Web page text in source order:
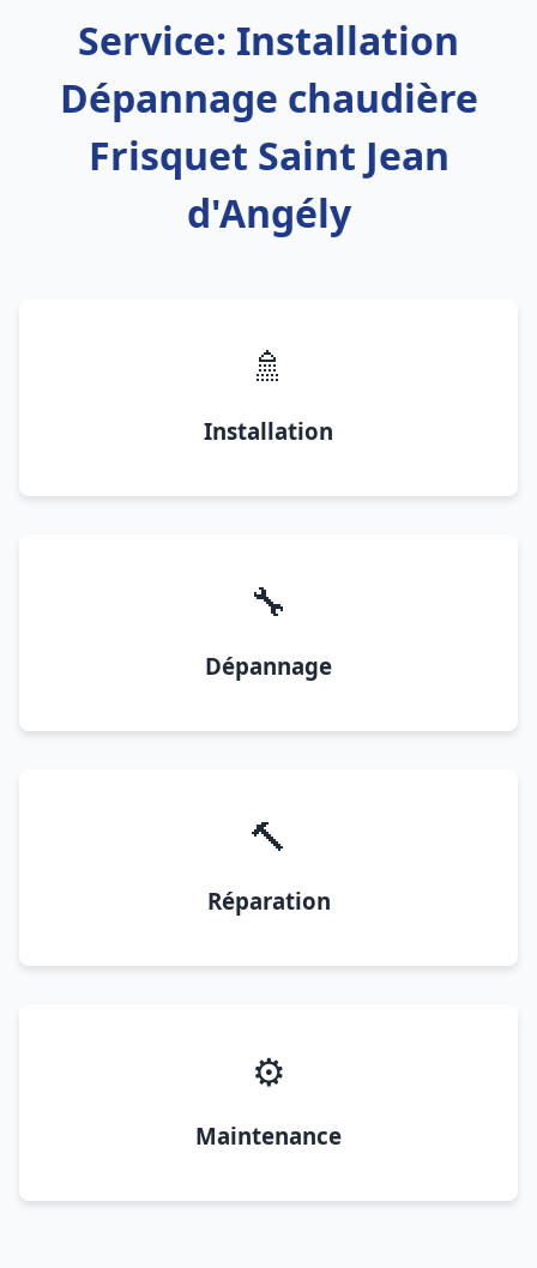
Service: Installation
Dépannage chaudière
Frisquet Saint Jean
d'Angély
🚿
Installation
🔧
Dépannage
🔨
Réparation
⚙️
Maintenance